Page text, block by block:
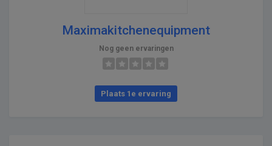
Maximakitchenequipment
Nog geen ervaringen
Plaats 1e ervaring